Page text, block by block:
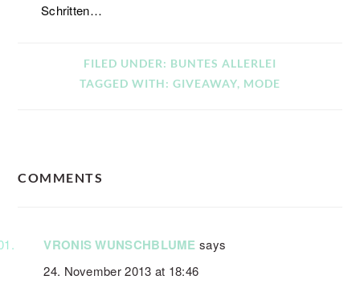
Schritten…
FILED UNDER: BUNTES ALLERLEI
TAGGED WITH: GIVEAWAY, MODE
INTERACTIONS
COMMENTS
VRONIS WUNSCHBLUME says
24. November 2013 at 18:46